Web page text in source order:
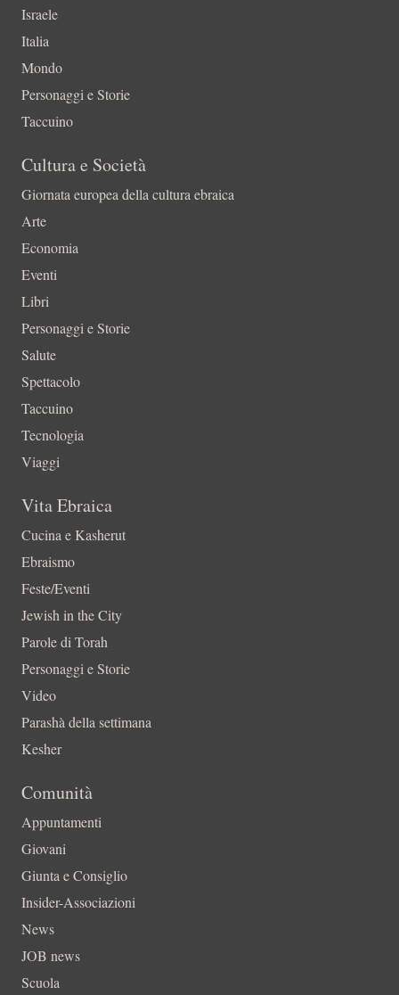
Israele
Italia
Mondo
Personaggi e Storie
Taccuino
Cultura e Società
Giornata europea della cultura ebraica
Arte
Economia
Eventi
Libri
Personaggi e Storie
Salute
Spettacolo
Taccuino
Tecnologia
Viaggi
Vita Ebraica
Cucina e Kasherut
Ebraismo
Feste/Eventi
Jewish in the City
Parole di Torah
Personaggi e Storie
Video
Parashà della settimana
Kesher
Comunità
Appuntamenti
Giovani
Giunta e Consiglio
Insider-Associazioni
News
JOB news
Scuola